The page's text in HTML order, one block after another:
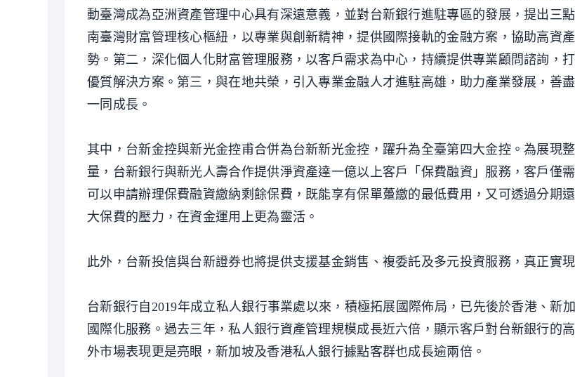
動臺灣成為亞洲資產管理中心具有深遠意義，並對台新銀行進駐專區的發展，提出三
南臺灣財富管理核心樞紐，以專業與創新精神，提供國際接軌的金融方案，協助高資
勢。第二，深化個人化財富管理服務，以客戶需求為中心，持續提供專業顧問諮詢，
優質解決方案。第三，與在地共榮，引入專業金融人才進駐高雄，助力產業發展，善
一同成長。
其中，台新金控與新光金控甫合併為台新新光金控，躍升為全臺第四大金控。為展現
量，台新銀行與新光人壽合作提供淨資產達一億以上客戶「保費融資」服務，客戶僅
可以申請辦理保費融資繳納剩餘保費，既能享有保單躉繳的最低費用，又可透過分期
大保費的壓力，在資金運用上更為靈活。
此外，台新投信與台新證券也將提供支援基金銷售、複委託及多元投資服務，真正實現
台新銀行自2019年成立私人銀行事業處以來，積極拓展國際佈局，已先後於香港、新
國際化服務。過去三年，私人銀行資產管理規模成長近六倍，顯示客戶對台新銀行的
外市場表現更是亮眼，新加坡及香港私人銀行據點客群也成長逾兩倍。